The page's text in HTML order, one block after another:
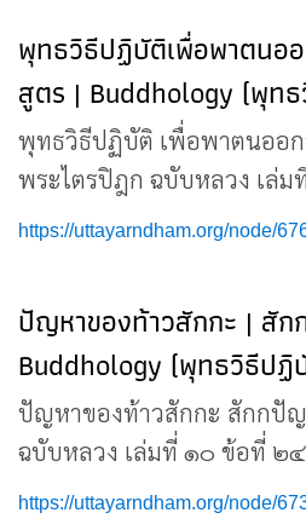
พุทธวิธีปฏิบัติเพื่อพาตนอ
สูตร | Buddhology (พุท
พุทธวิธีปฏิบัติ เพื่อพาตนออ
พระไตรปิฎก ฉบับหลวง เล่
https://uttayarndham.org/node/
ปัญหาของท้าวสักกะ | สั
Buddhology (พุทธวิธีปฏิ
ปัญหาของท้าวสักกะ สักกปั
ฉบับหลวง เล่มที่ ๑๐ ข้อที่ ๒
https://uttayarndham.org/node/